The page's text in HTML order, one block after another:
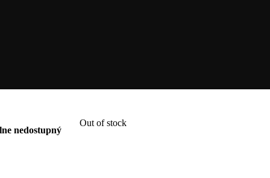
nedostupný
Out of stock